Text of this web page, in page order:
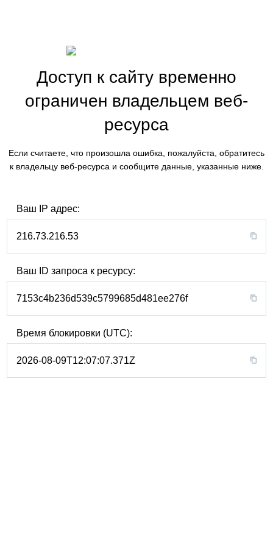
Доступ к сайту временно
ограничен владельцем веб-
ресурса
Если считаете, что произошла ошибка, пожалуйста, обратитесь
к владельцу веб-ресурса и сообщите данные, указанные ниже.
Ваш IP адрес:
216.73.216.53
Ваш ID запроса к ресурсу:
7153c4b236d539c5799685d481ee276f
Время блокировки (UTC):
2026-08-09T12:07:07.371Z